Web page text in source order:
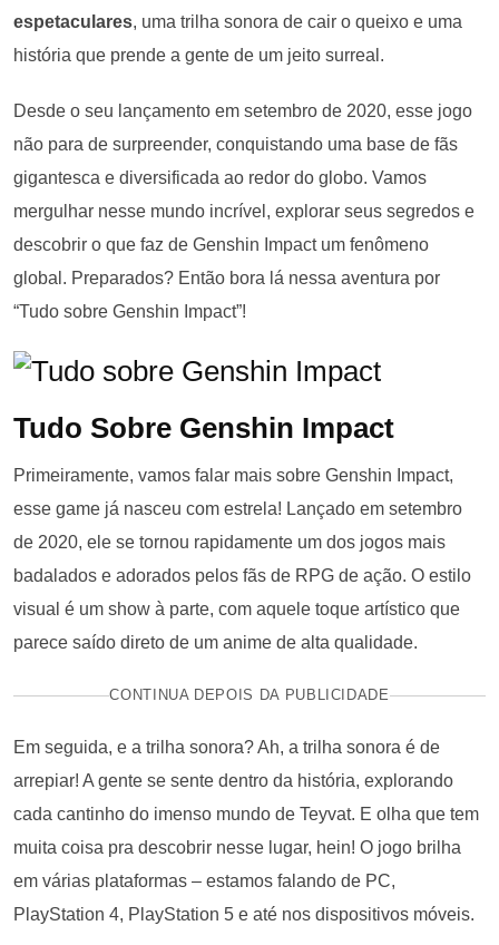
espetaculares, uma trilha sonora de cair o queixo e uma
história que prende a gente de um jeito surreal.
Desde o seu lançamento em setembro de 2020, esse jogo
não para de surpreender, conquistando uma base de fãs
gigantesca e diversificada ao redor do globo. Vamos
mergulhar nesse mundo incrível, explorar seus segredos e
descobrir o que faz de Genshin Impact um fenômeno
global. Preparados? Então bora lá nessa aventura por
“Tudo sobre Genshin Impact”!
Tudo Sobre Genshin Impact
Primeiramente, vamos falar mais sobre Genshin Impact,
esse game já nasceu com estrela! Lançado em setembro
de 2020, ele se tornou rapidamente um dos jogos mais
badalados e adorados pelos fãs de RPG de ação. O estilo
visual é um show à parte, com aquele toque artístico que
parece saído direto de um anime de alta qualidade.
CONTINUA DEPOIS DA PUBLICIDADE
Em seguida, e a trilha sonora? Ah, a trilha sonora é de
arrepiar! A gente se sente dentro da história, explorando
cada cantinho do imenso mundo de Teyvat. E olha que tem
muita coisa pra descobrir nesse lugar, hein! O jogo brilha
em várias plataformas – estamos falando de PC,
PlayStation 4, PlayStation 5 e até nos dispositivos móveis.